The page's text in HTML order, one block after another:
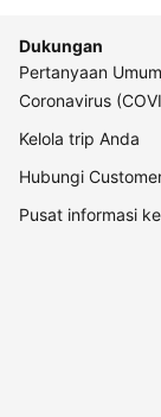
Dukungan
Pertanyaan
Coronavirus
Kelola trip Anda
Hubungi
Pusat informasi